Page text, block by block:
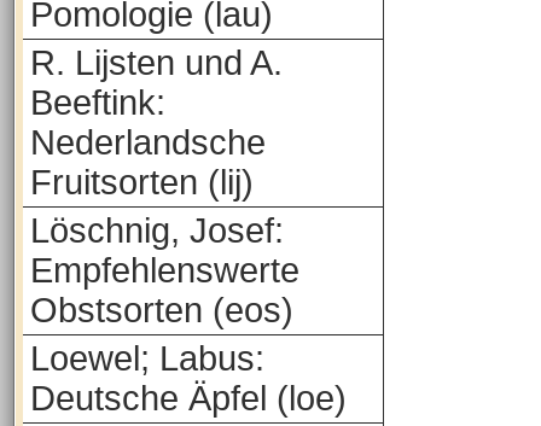
Pomologie (lau)
R. Lijsten und A.
Beeftink:
Nederlandsche
Fruitsorten (lij)
Löschnig, Josef:
Empfehlenswerte
Obstsorten (eos)
Loewel; Labus:
Deutsche Äpfel (loe)